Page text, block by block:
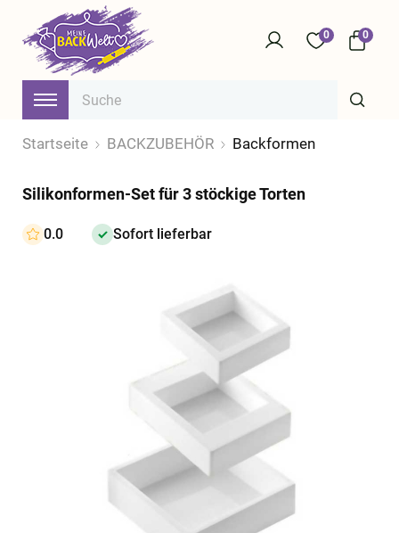
0 0
Startseite BACKZUBEHÖR Backformen
Silikonformen-Set für 3 stöckige Torten
0.0 Sofort lieferbar